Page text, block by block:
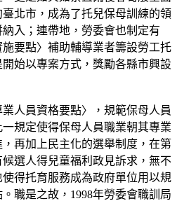
北市，成為了托兒保母訓練的領
入；連帶地，勞委會也制定有
施要點〉補助輔導業者籌設勞工托
始以專案方式，獎勵各縣市興設
人員資格要點〉，規範保母人員
規定使得保母人員職業朝其專業
再加上民主化的選舉制度，在第
選人得兒童福利政見訴求，無不
得托育服務成為政府單位用以規
職是之故，1998年勞委會職訓局